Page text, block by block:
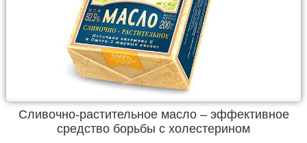
Сливочно-растительное масло – эффективное
средство борьбы с холестерином